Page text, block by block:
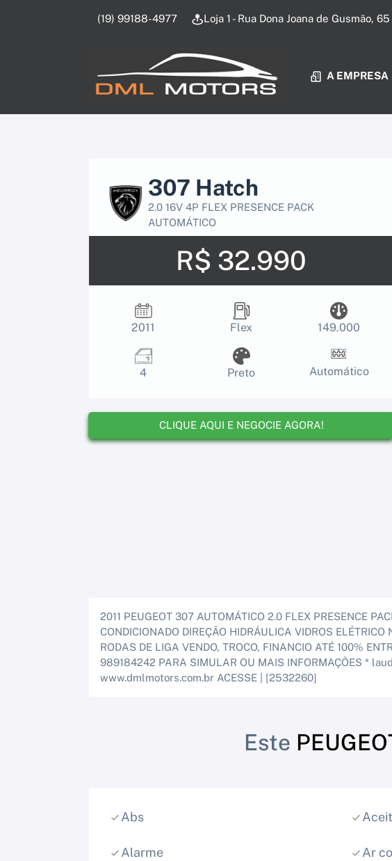
(19) 99188-4977 Loja 1 - Rua Dona Joana de Gusmão,
A EMPRESA
307 Hatch
2.0 16V 4P FLEX PRESENCE PACK
AUTOMÁTICO
R$ 32.990
2011 Flex 149.000
4 Preto Automático
CLIQUE AQUI E NEGOCIE AGORA!
2011 PEUGEOT 307 AUTOMÁTICO 2.0 FLEX PRESENCE
CONDICIONADO DIREÇÃO HIDRÁULICA VIDROS
RODAS DE LIGA VENDO, TROCO, FINANCIO ATÉ 100%
989184242 PARA SIMULAR OU MAIS INFORMAÇÕES *
www.dmlmotors.com.br ACESSE | [2532260]
Este
Abs
Alarme Ar